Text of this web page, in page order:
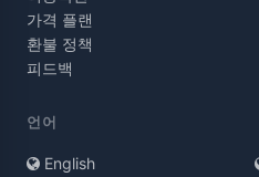
가격 플랜
환불 정책
피드백
언어
English